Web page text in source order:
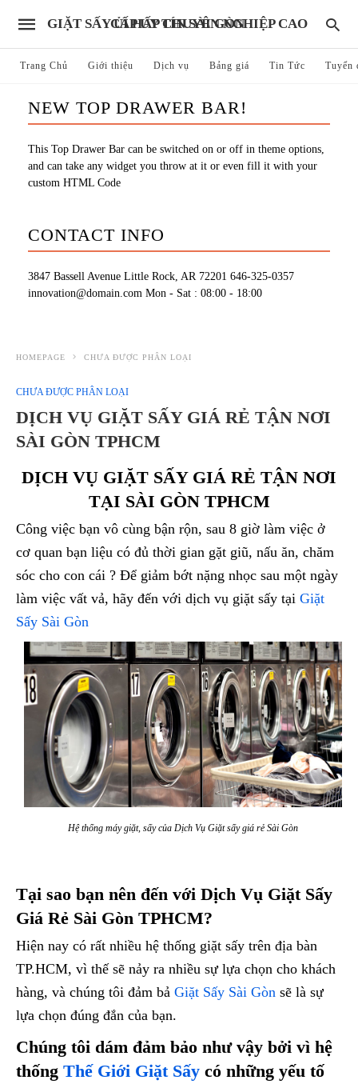
GIẶT SẤY ỦI HẤP CHUYÊN NGHIỆP CAO CẤP UY TÍN SÀI GÒN
Trang Chủ Giới thiệu Dịch vụ Bảng giá Tin Tức Tuyển
NEW TOP DRAWER BAR!
This Top Drawer Bar can be switched on or off in theme options,
and can take any widget you throw at it or even fill it with your
custom HTML Code
CONTACT INFO
3847 Bassell Avenue Little Rock, AR 72201 646-325-0357
innovation@domain.com Mon - Sat : 08:00 - 18:00
HOMEPAGE CHƯA ĐƯỢC PHÂN LOẠI
CHƯA ĐƯỢC PHÂN LOẠI
DỊCH VỤ GIẶT SẤY GIÁ RẺ TẬN NƠI
SÀI GÒN TPHCM
DỊCH VỤ GIẶT SẤY GIÁ RẺ TẬN NƠI
TẠI SÀI GÒN TPHCM
Công việc bạn vô cùng bận rộn, sau 8 giờ làm việc ở
cơ quan bạn liệu có đủ thời gian gặt giũ, nấu ăn, chăm
sóc cho con cái ? Để giảm bớt nặng nhọc sau một ngày
làm việc vất vả, hãy đến với dịch vụ giặt sấy tại Giặt
Sấy Sài Gòn
Hệ thống máy giặt, sấy của Dịch Vụ Giặt sấy giá rẻ Sài Gòn
Tại sao bạn nên đến với Dịch Vụ Giặt Sấy
Giá Rẻ Sài Gòn TPHCM?
Hiện nay có rất nhiều hệ thống giặt sấy trên địa bàn
TP.HCM, vì thế sẽ nảy ra nhiều sự lựa chọn cho khách
hàng, và chúng tôi đảm bả Giặt Sấy Sài Gòn sẽ là sự
lựa chọn đúng đắn của bạn.
Chúng tôi dám đảm bảo như vậy bởi vì hệ
thống Thế Giới Giặt Sấy có những yếu tố